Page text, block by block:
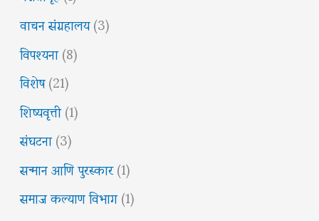
वाचन संग्रहालय(3)
विपश्यना(8)
विशेष(21)
शिष्यवृत्ती(1)
संघटना(3)
सन्मान आणि पुरस्कार(1)
समाज कल्याण विभाग(1)